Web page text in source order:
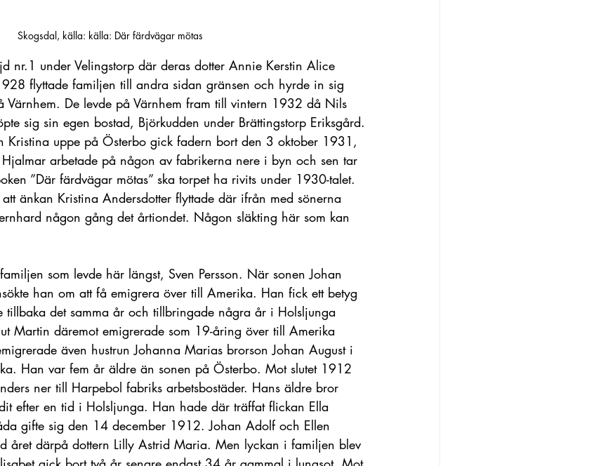
Skogsdal, källa: källa: Där färdvägar mötas
nr.1 under Velingstorp där deras dotter Annie Kerstin Alice
flyttade familjen till andra sidan gränsen och hyrde in sig
Värnhem. De levde på Värnhem fram till vintern 1932 då Nils
sig sin egen bostad, Björkudden under Brättingstorp Eriksgård.
Kristina uppe på Österbo gick fadern bort den 3 oktober 1931,
arbetade på någon av fabrikerna nere i byn och sen tar
”Där färdvägar mötas” ska torpet ha rivits under 1930-talet.
änkan Kristina Andersdotter flyttade där ifrån med sönerna
någon gång det årtiondet. Någon släkting här som kan
som levde här längst, Sven Persson. När sonen Johan
han om att få emigrera över till Amerika. Han fick ett betyg
tillbaka det samma år och tillbringade några år i Holsljunga
Martin däremot emigrerade som 19-åring över till Amerika
även hustrun Johanna Marias brorson Johan August i
Han var fem år äldre än sonen på Österbo. Mot slutet 1912
ner till Harpebol fabriks arbetsbostäder. Hans äldre bror
efter en tid i Holsljunga. Han hade där träffat flickan Ella
gifte sig den 14 december 1912. Johan Adolf och Ellen
året därpå dottern Lilly Astrid Maria. Men lyckan i familjen blev